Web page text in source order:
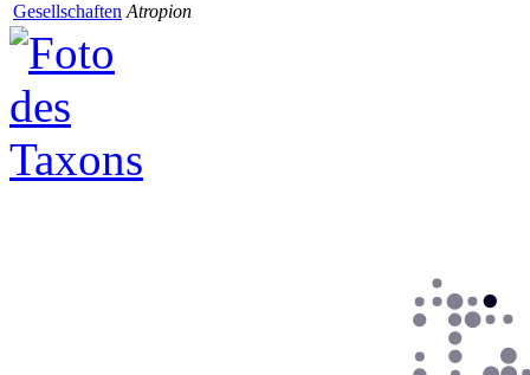
Gesellschaften Atropion